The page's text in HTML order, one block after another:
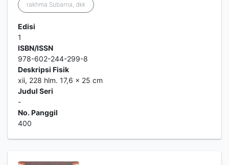
rakhma Subarna, dkk
Edisi
1
ISBN/ISSN
978-602-244-299-8
Deskripsi Fisik
xii, 228 hlm. 17,6 x 25 cm
Judul Seri
-
No. Panggil
400